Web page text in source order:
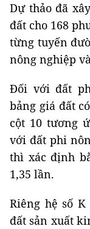
Dự thảo đã
đất cho 168
từng tuyến
nông nghiệp
Đối với đất
bảng giá đất
cột 10 tương
với đất phi
thì xác định
1,35 lần.
Riêng hệ số
đất sản xuất